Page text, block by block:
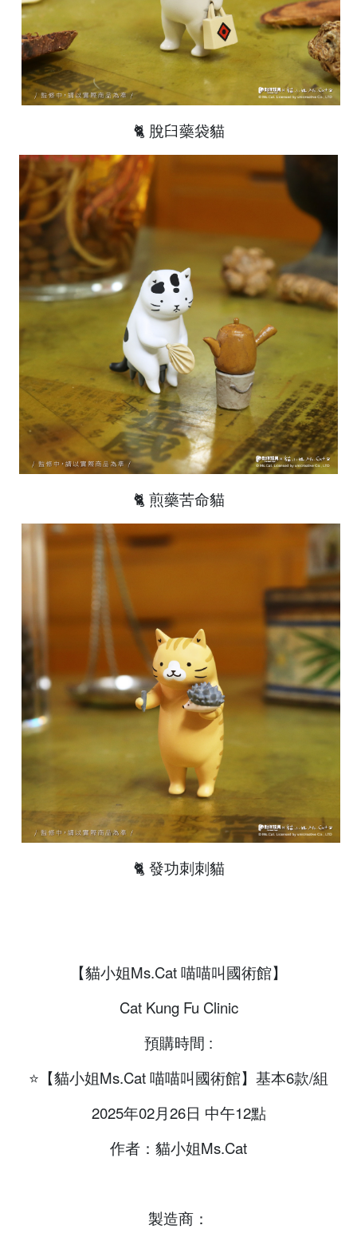
🐈 脫臼藥袋貓
🐈 煎藥苦命貓
🐈 發功刺刺貓
【貓小姐Ms.Cat 喵喵叫國術館】
Cat Kung Fu Clinic
預購時間 :
⭐【貓小姐Ms.Cat 喵喵叫國術館】 基本6款/組
2025年02月26日 中午12點
作者：貓小姐Ms.Cat
製造商：